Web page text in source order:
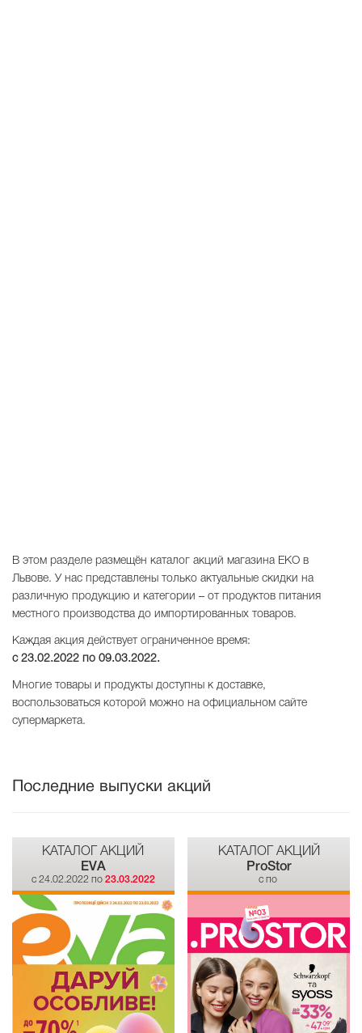
В этом разделе размещён каталог акций магазина EKO в
Львове. У нас представлены только актуальные скидки на
различную продукцию и категории – от продуктов питания
местного производства до импортированных товаров.
Каждая акция действует ограниченное время:
с 23.02.2022 по 09.03.2022.
Многие товары и продукты доступны к доставке,
воспользоваться которой можно на официальном сайте
супермаркета.
Последние выпуски акций
КАТАЛОГ АКЦИЙ
EVA
c 24.02.2022 по 23.03.2022
КАТАЛОГ АКЦИЙ
ProStor
c по